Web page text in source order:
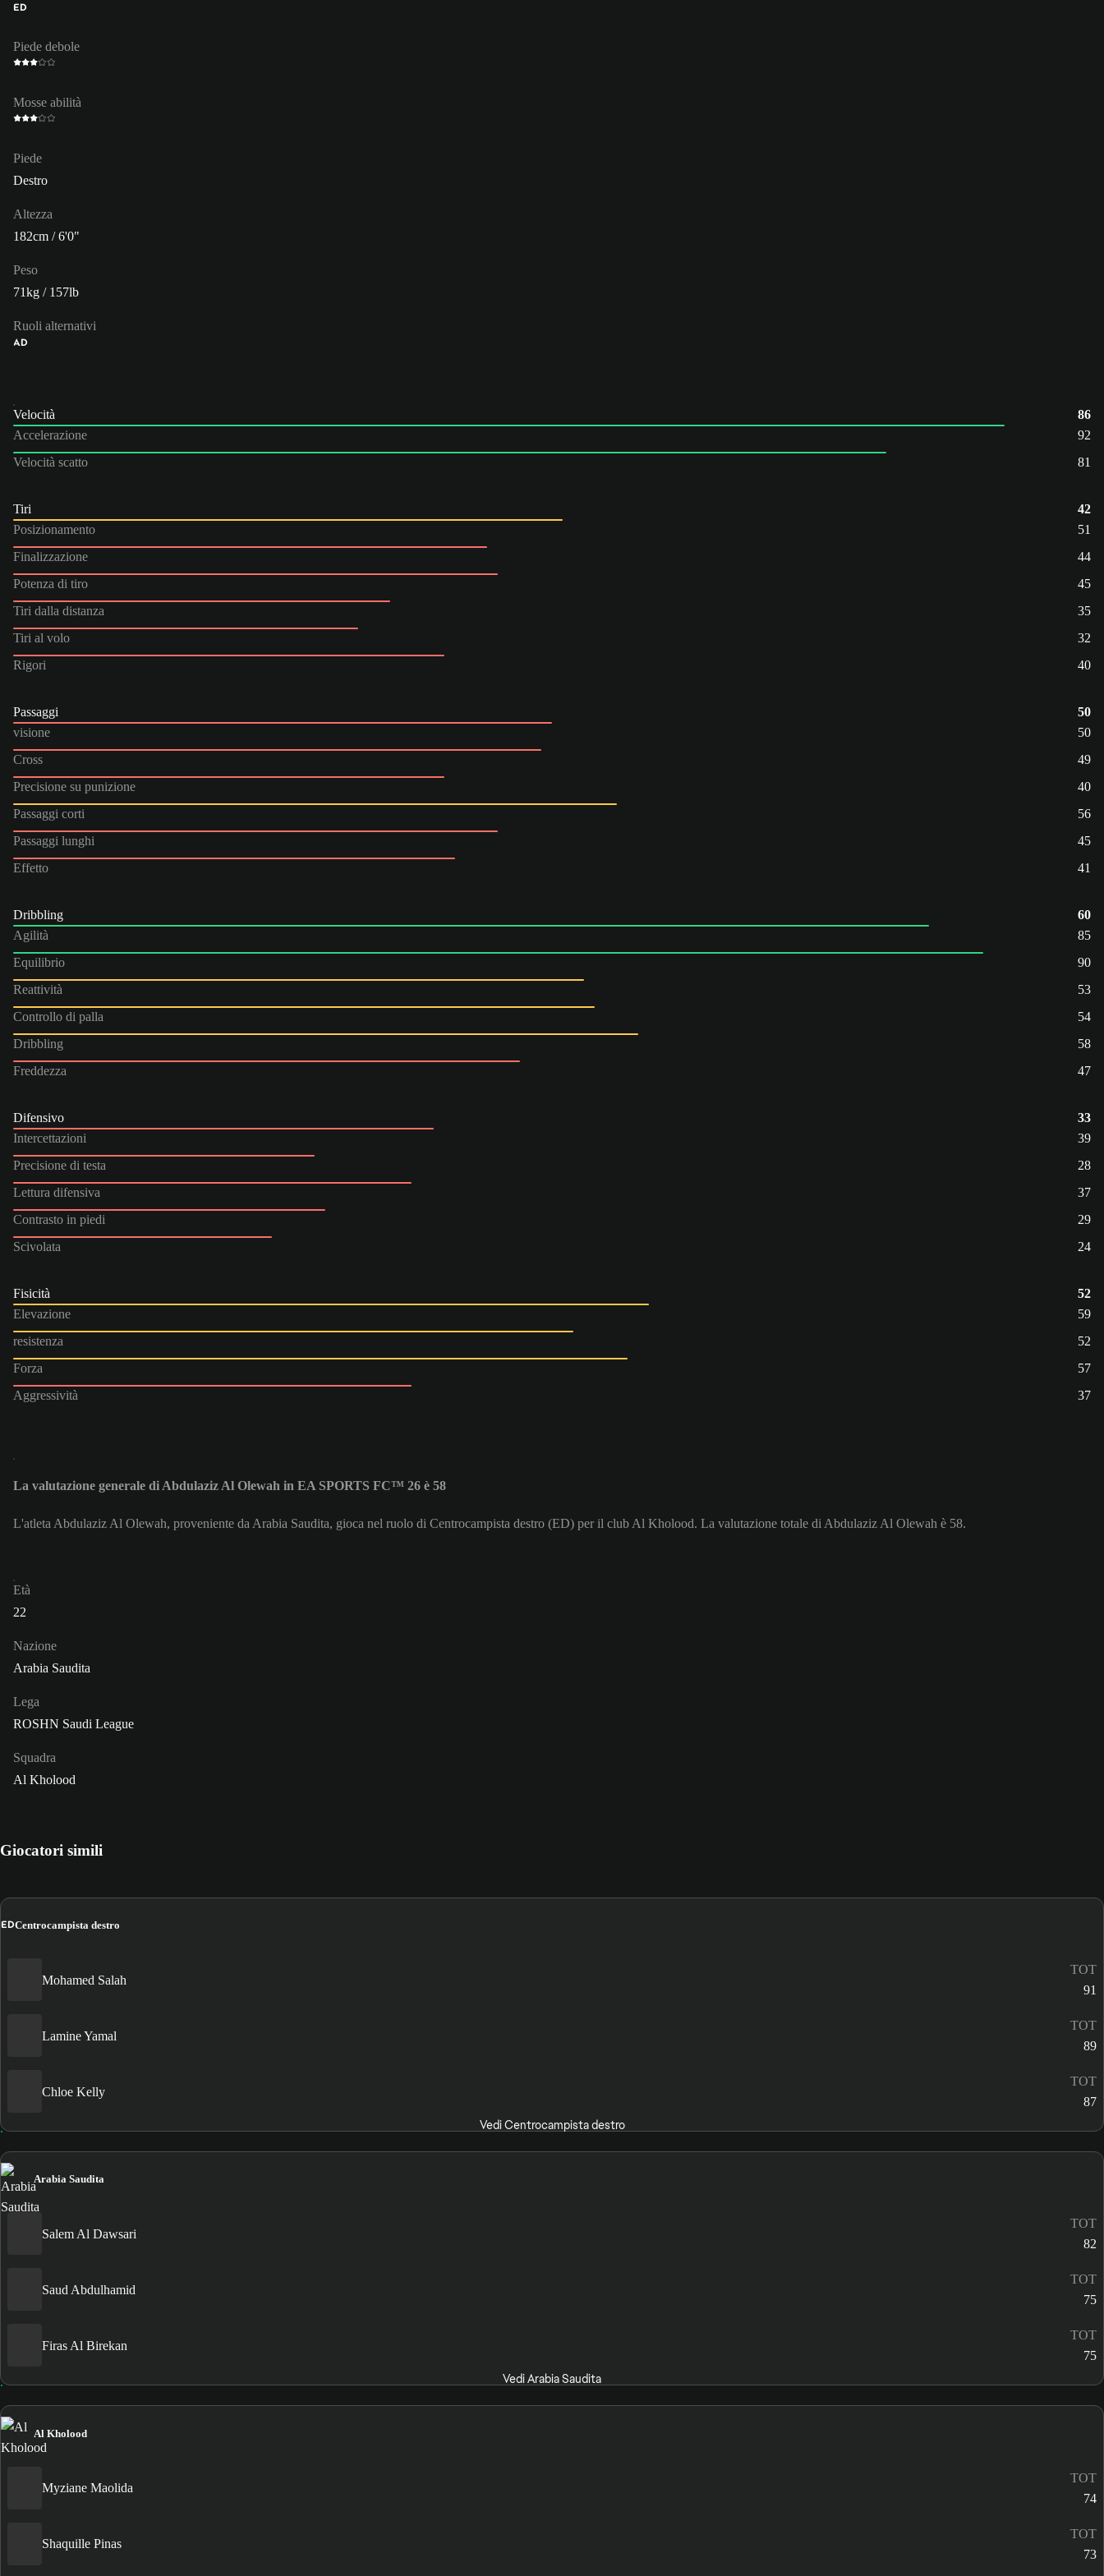
ED
Piede debole
Mosse abilità
Piede
Destro
Altezza
182cm / 6'0"
Peso
71kg / 157lb
Ruoli alternativi
AD
Velocità
86
Accelerazione
92
Velocità scatto
81
Tiri
42
Posizionamento
51
Finalizzazione
44
Potenza di tiro
45
Tiri dalla distanza
35
Tiri al volo
32
Rigori
40
Passaggi
50
visione
50
Cross
49
Precisione su punizione
40
Passaggi corti
56
Passaggi lunghi
45
Effetto
41
Dribbling
60
Agilità
85
Equilibrio
90
Reattività
53
Controllo di palla
54
Dribbling
58
Freddezza
47
Difensivo
33
Intercettazioni
39
Precisione di testa
28
Lettura difensiva
37
Contrasto in piedi
29
Scivolata
24
Fisicità
52
Elevazione
59
resistenza
52
Forza
57
Aggressività
37
La valutazione generale di Abdulaziz Al Olewah in EA SPORTS FC™ 26 è 58
L'atleta Abdulaziz Al Olewah, proveniente da Arabia Saudita, gioca nel ruolo di Centrocampista destro (ED) per il club Al Kholood. La valutazione totale di Abdulaziz Al Olewah è 58.
Età
22
Nazione
Arabia Saudita
Lega
ROSHN Saudi League
Squadra
Al Kholood
Giocatori simili
EDCentrocampista destro
Mohamed Salah
TOT
91
Lamine Yamal
TOT
89
Chloe Kelly
TOT
87
Vedi Centrocampista destro
Arabia Saudita
Salem Al Dawsari
TOT
82
Saud Abdulhamid
TOT
75
Firas Al Birekan
TOT
75
Vedi Arabia Saudita
Al Kholood
Myziane Maolida
TOT
74
Shaquille Pinas
TOT
73